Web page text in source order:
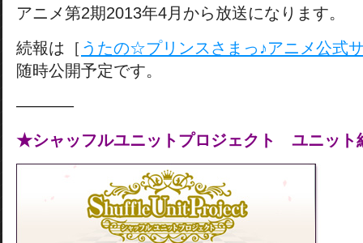
アニメ第2期2013年4月から放送になります。
続報は［ うたの☆プリンスさまっ♪アニメ公式
随時公開予定です。
———–
★シャッフルユニットプロジェクト ユニット